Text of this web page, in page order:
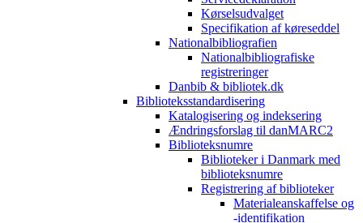
Kørselsudvalget
Specifikation af køreseddel
Nationalbibliografien
Nationalbibliografiske
registreringer
Danbib & bibliotek.dk
Biblioteksstandardisering
Katalogisering og indeksering
Ændringsforslag til danMARC2
Biblioteksnumre
Biblioteker i Danmark med
biblioteksnumre
Registrering af biblioteker
Materialeanskaffelse og
-identifikation